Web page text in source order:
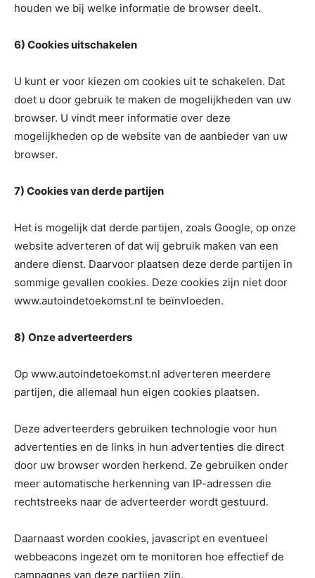
houden we bij welke informatie de browser deelt.
6) Cookies uitschakelen
U kunt er voor kiezen om cookies uit te schakelen. Dat
doet u door gebruik te maken de mogelijkheden van uw
browser. U vindt meer informatie over deze
mogelijkheden op de website van de aanbieder van uw
browser.
7) Cookies van derde partijen
Het is mogelijk dat derde partijen, zoals Google, op onze
website adverteren of dat wij gebruik maken van een
andere dienst. Daarvoor plaatsen deze derde partijen in
sommige gevallen cookies. Deze cookies zijn niet door
www.autoindetoekomst.nl te beïnvloeden.
8) Onze adverteerders
Op www.autoindetoekomst.nl adverteren meerdere
partijen, die allemaal hun eigen cookies plaatsen.
Deze adverteerders gebruiken technologie voor hun
advertenties en de links in hun advertenties die direct
door uw browser worden herkend. Ze gebruiken onder
meer automatische herkenning van IP-adressen die
rechtstreeks naar de adverteerder wordt gestuurd.
Daarnaast worden cookies, javascript en eventueel
webbeacons ingezet om te monitoren hoe effectief de
campagnes van deze partijen zijn.